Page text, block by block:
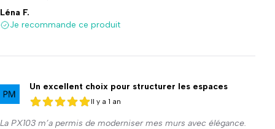
Léna F.
Je recommande ce produit
Un excellent choix pour structurer les espaces
5 sur 5
5 sur 5
Il y a 1 an
La PX103 m’a permis de moderniser mes murs avec élégance.